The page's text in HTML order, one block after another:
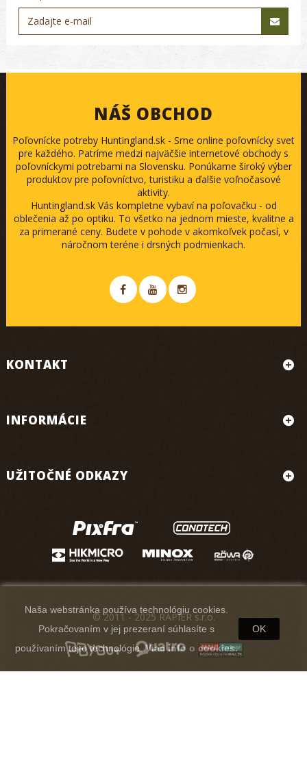
NÁŠ OBCHOD
Poľovnícke potreby Huntingland.sk - Sme online poľovnícky svet
pre každého. Patríme medzi najväčšie internetové obchody s
poľovníckymi potrebami na Slovensku. Ponúkame široký výber
produktov pre poľovníctvo, turistiku a ďalšie voľnočasové
aktivity.
Huntingland.sk Vás kompletne vybaví na poľovačku - od
oblečenia až po optiku. To všetko na jednom mieste, kvalitne a
za primerané ceny. Budete v pohode v akomkoľvek počasí, v
náročnom teréne i drsných podmienkach.
KONTAKT
INFORMÁCIE
UŽITOČNÉ ODKAZY
Naša webstránka používa technológiu cookies.
Pokračovaním v jej prezeraní súhlasíte s
používaním tejto technológie.Viac info o cookies.
OK
© 2011 - 2025 RAPIER s.r.o.